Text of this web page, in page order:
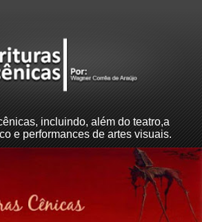
incluindo, além do teatro,a
e performances de artes visuais.